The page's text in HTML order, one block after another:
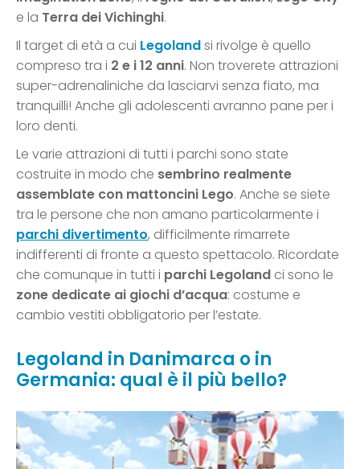
e la Terra dei Vichinghi.
Il target di età a cui Legolandsi rivolge è quello
compreso tra i 2 e i 12 anni. Non troverete attrazioni
super-adrenaliniche da lasciarvi senza fiato, ma
tranquilli! Anche gli adolescenti avranno pane per i
loro denti.
Le varie attrazioni di tutti i parchi sono state
costruite in modo che sembrino realmente
assemblate con mattoncini Lego. Anche se siete
tra le persone che non amano particolarmente i
parchi divertimento, difficilmente rimarrete
indifferenti di fronte a questo spettacolo. Ricordate
che comunque in tutti i parchi Legoland ci sono le
zone dedicate ai giochi d’acqua: costume e
cambio vestiti obbligatorio per l’estate.
Legoland in Danimarca o in
Germania: qual è il più bello?